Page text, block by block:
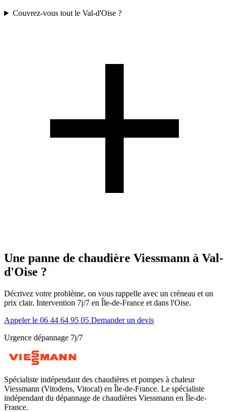
Couvrez-vous tout le Val-d'Oise ?
Une panne de chaudière Viessmann à Val-
d'Oise ?
Décrivez votre problème, on vous rappelle avec un créneau et un
prix clair. Intervention 7j/7 en Île-de-France et dans l'Oise.
Appeler le 06 44 64 95 05 Demander un devis
Urgence dépannage 7j/7
Spécialiste indépendant des chaudières et pompes à chaleur
Viessmann (Vitodens, Vitocal) en Île-de-France. Le spécialiste
indépendant du dépannage de chaudières Viessmann en Île-de-
France.